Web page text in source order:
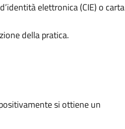
elettronica (CIE) o carta
della pratica.
si ottiene un